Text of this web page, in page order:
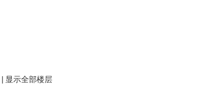
显示全部楼层